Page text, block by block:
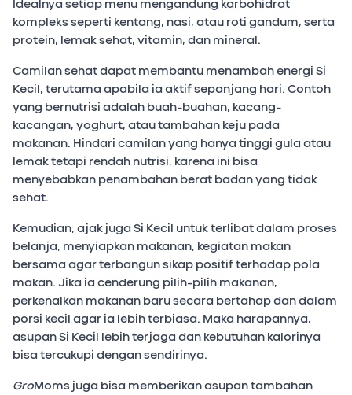
Idealnya setiap menu mengandung karbohidrat
kompleks seperti kentang, nasi, atau roti gandum, serta
protein, lemak sehat, vitamin, dan mineral.
Camilan sehat dapat membantu menambah energi Si
Kecil, terutama apabila ia aktif sepanjang hari. Contoh
yang bernutrisi adalah buah-buahan, kacang-
kacangan, yoghurt, atau tambahan keju pada
makanan. Hindari camilan yang hanya tinggi gula atau
lemak tetapi rendah nutrisi, karena ini bisa
menyebabkan penambahan berat badan yang tidak
sehat.
Kemudian, ajak juga Si Kecil untuk terlibat dalam proses
belanja, menyiapkan makanan, kegiatan makan
bersama agar terbangun sikap positif terhadap pola
makan. Jika ia cenderung pilih-pilih makanan,
perkenalkan makanan baru secara bertahap dan dalam
porsi kecil agar ia lebih terbiasa. Maka harapannya,
asupan Si Kecil lebih terjaga dan kebutuhan kalorinya
bisa tercukupi dengan sendirinya.
GroMoms juga bisa memberikan asupan tambahan